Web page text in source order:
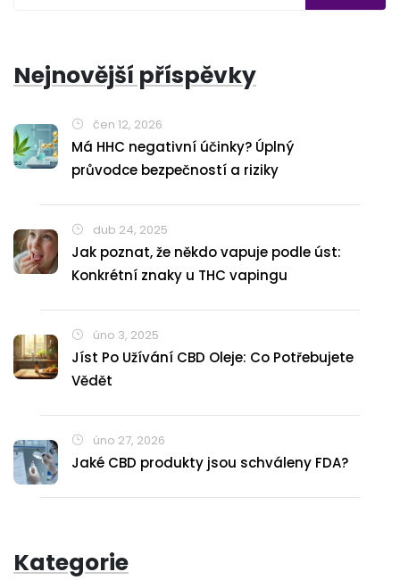
Nejnovější příspěvky
čen 12, 2026
Má HHC negativní účinky? Úplný
průvodce bezpečností a riziky
dub 24, 2025
Jak poznat, že někdo vapuje podle úst:
Konkrétní znaky u THC vapingu
úno 3, 2025
Jíst Po Užívání CBD Oleje: Co Potřebujete
Vědět
úno 27, 2026
Jaké CBD produkty jsou schváleny FDA?
Kategorie